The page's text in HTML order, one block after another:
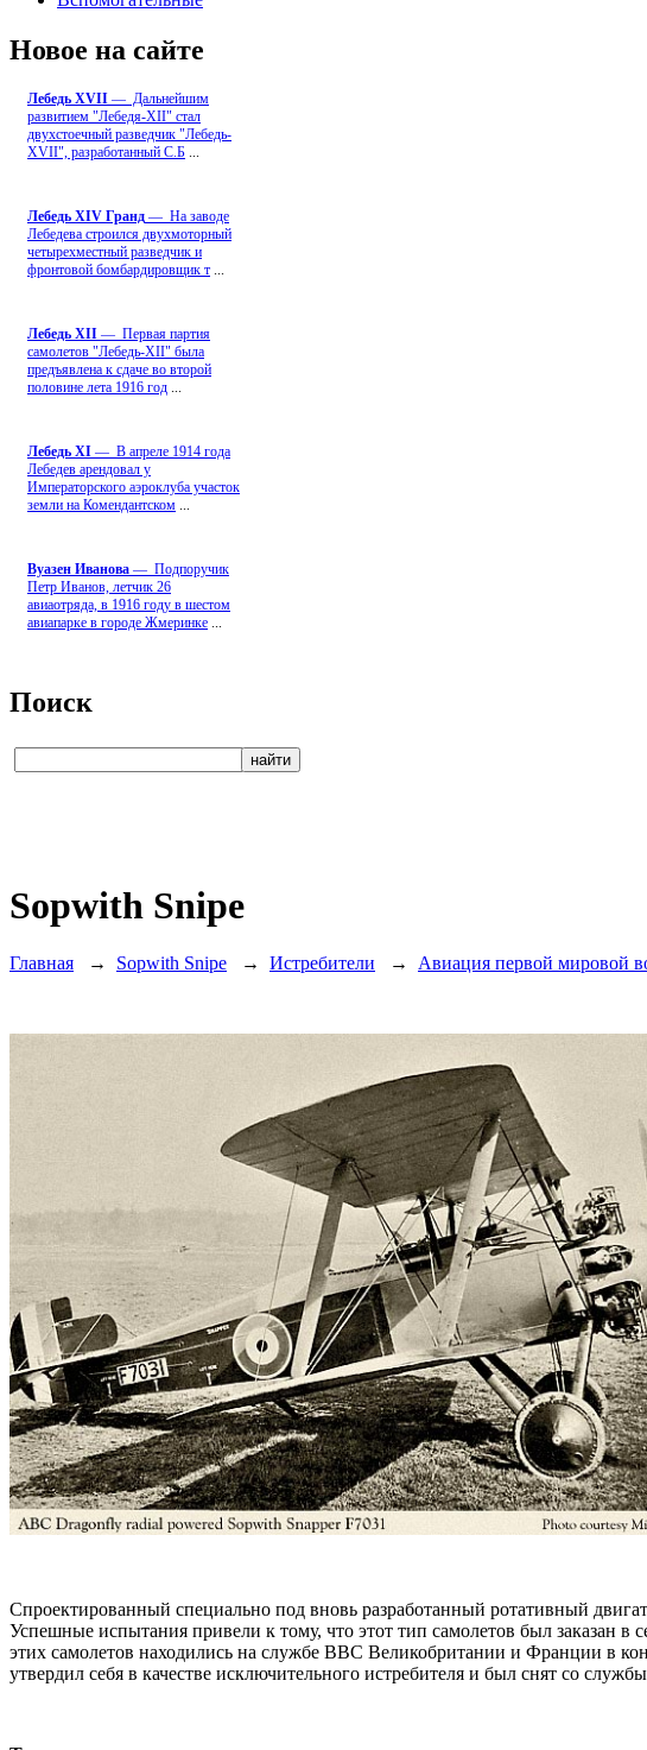
Новое на сайте
Лебедь ХVII — Дальнейшим
развитием "Лебедя-ХII" стал
двухстоечный разведчик "Лебедь-
XVII", разработанный С.Б
Лебедь ХIV Гранд — На заводе
Лебедева строился двухмоторный
четырехместный разведчик и
фронтовой бомбардировщик т
Лебедь ХII — Первая партия
самолетов "Лебедь-ХII" была
предъявлена к сдаче во второй
половине лета 1916 год
Лебедь ХI — В апреле 1914 года
Лебедев арендовал у
Императорского аэроклуба участок
земли на Комендантском
Вуазен Иванова — Подпоручик
Петр Иванов, летчик 26
авиаотряда, в 1916 году в шестом
авиапарке в городе Жмеринке
Поиск
Sopwith Snipe
Главная → Sopwith Snipe → Истребители → Авиация первой мировой
Спроектированный специально под вновь разработанный ротативный
Успешные испытания привели к тому, что этот тип самолетов был заказан в
этих самолетов находились на службе ВВС Великобритании и Франции в
утвердил себя в качестве исключительного истребителя и был снят со